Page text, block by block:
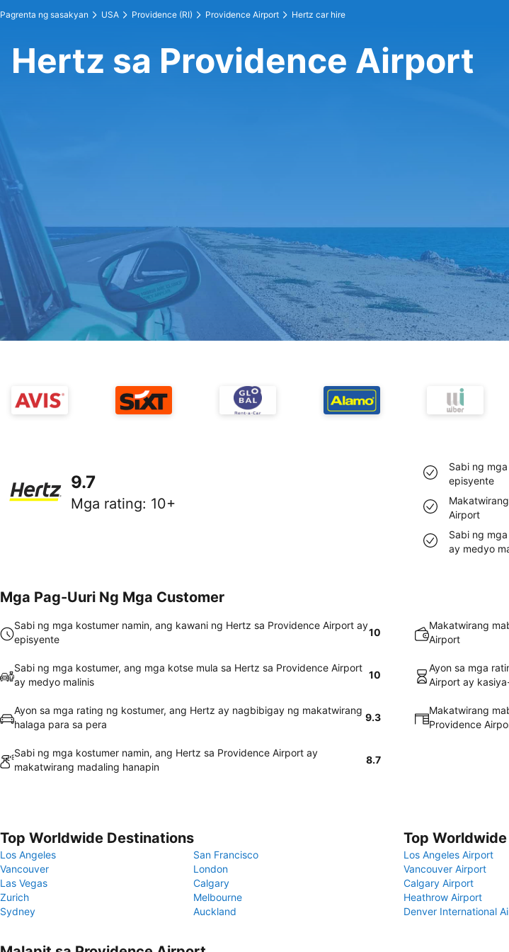
Pagrenta ng sasakyan USA Providence (RI) Providence Airport Hertz car hire
Hertz sa Providence Airport
9.7
Mga rating: 10+
Sabi ng
episyente
Airport
Sabi ng
ay medyo
Mga Pag-Uuri Ng Mga Customer
Sabi ng mga kostumer namin, ang kawani ng Hertz sa Providence Airport ay
episyente
10
Makatwirang
Airport
Sabi ng mga kostumer, ang mga kotse mula sa Hertz sa Providence Airport
ay medyo malinis
10
Ayon sa mga
Airport ay
Ayon sa mga rating ng kostumer, ang Hertz ay nagbibigay ng makatwirang
halaga para sa pera
9.3
Makatwirang
Providence
Sabi ng mga kostumer namin, ang Hertz sa Providence Airport ay
makatwirang madaling hanapin
8.7
Top Worldwide Destinations
Los Angeles
San Francisco
Vancouver
London
Las Vegas
Calgary
Zurich
Melbourne
Sydney
Auckland
Top
Los Angeles Airport
Vancouver Airport
Calgary Airport
Heathrow Airport
Denver International